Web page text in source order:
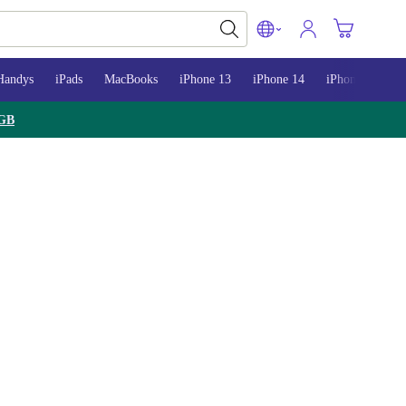
iPads MacBooks iPhone 13 iPhone 14 iPhone 15